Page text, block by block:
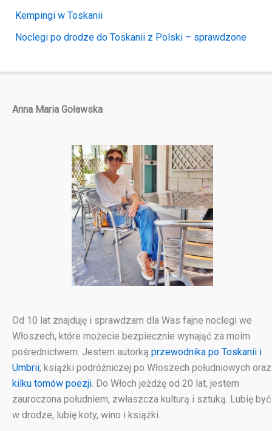
Kempingi w Toskanii
Noclegi po drodze do Toskanii z Polski – sprawdzone
Anna Maria Goławska
Od 10 lat znajduję i sprawdzam dla Was fajne noclegi we
Włoszech, które możecie bezpiecznie wynająć za moim
pośrednictwem. Jestem autorką przewodnika po Toskanii i
Umbrii, książki podróżniczej po Włoszech południowych oraz
kilku tomów poezji. Do Włoch jeżdżę od 20 lat, jestem
zauroczona południem, zwłaszcza kulturą i sztuką. Lubię być
w drodze, lubię koty, wino i książki.